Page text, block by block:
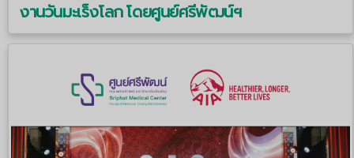
งานวันมะเร็งโลก โดยศูนย์ศรีพัฒน์ฯ